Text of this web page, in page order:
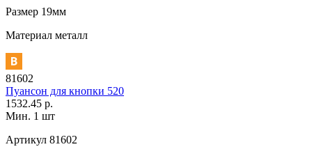
Размер 19мм
Материал металл
81602
Пуансон для кнопки 520
1532.45 р.
Мин. 1 шт
Артикул 81602